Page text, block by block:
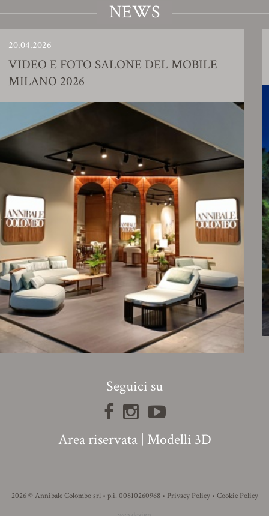
NEWS
SALONE DEL MOBILE
Seguici su
Area riservata| Modelli 3D
2026 © Annibale Colombo srl • p.i. 00810260968 • Privacy Policy• Cookie Policy